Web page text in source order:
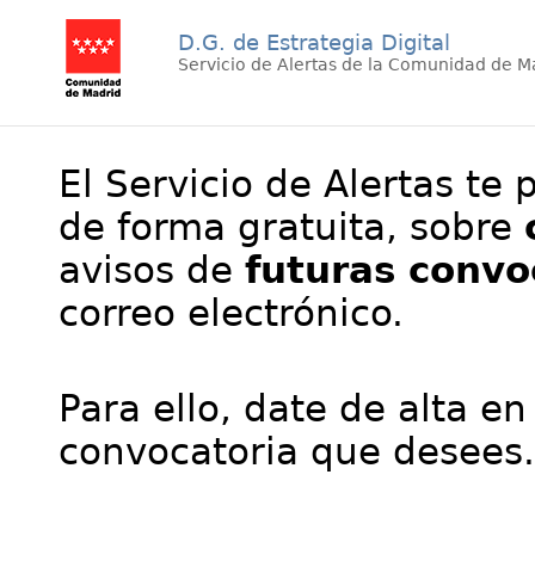
D.G. de Estrategia Digital
Servicio de Alertas de la Comunidad de
El Servicio de Alertas te
de forma gratuita, sobre
avisos de futuras
correo electrónico.
Para ello, date de alta
convocatoria que desees.